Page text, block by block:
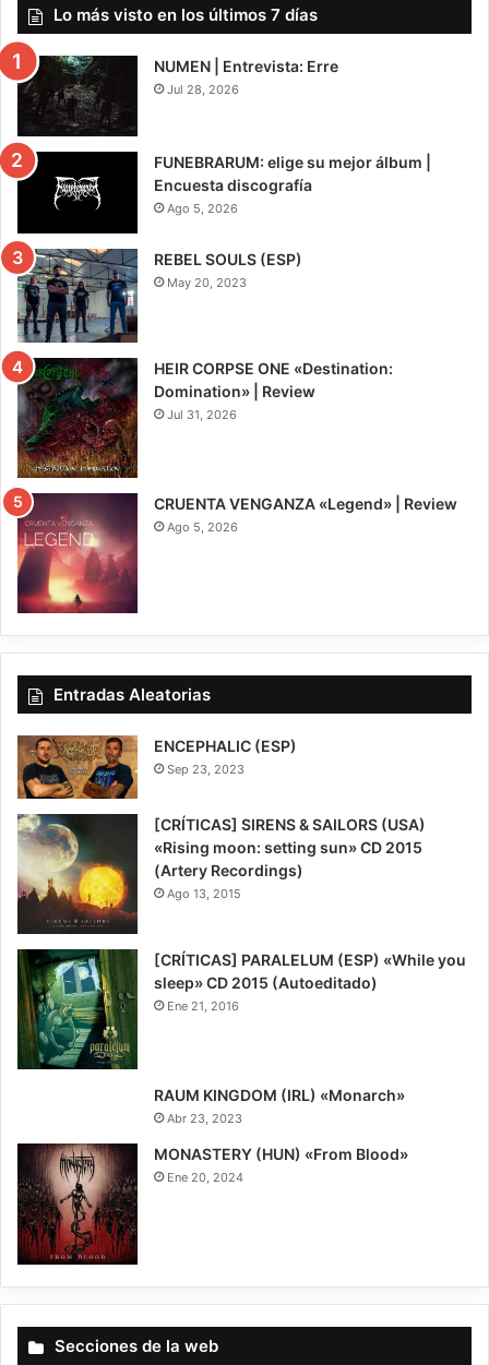
Lo más visto en los últimos 7 días
NUMEN | Entrevista: Erre
Jul 28, 2026
FUNEBRARUM: elige su mejor álbum |
Encuesta discografía
Ago 5, 2026
REBEL SOULS (ESP)
May 20, 2023
8
HEIR CORPSE ONE «Destination:
Domination» | Review
Jul 31, 2026
7
CRUENTA VENGANZA «Legend» | Review
Ago 5, 2026
Entradas Aleatorias
ENCEPHALIC (ESP)
Sep 23, 2023
[CRÍTICAS] SIRENS & SAILORS (USA)
«Rising moon: setting sun» CD 2015
(Artery Recordings)
Ago 13, 2015
[CRÍTICAS] PARALELUM (ESP) «While you
sleep» CD 2015 (Autoeditado)
Ene 21, 2016
RAUM KINGDOM (IRL) «Monarch»
Abr 23, 2023
7.5
MONASTERY (HUN) «From Blood»
Ene 20, 2024
Secciones de la web